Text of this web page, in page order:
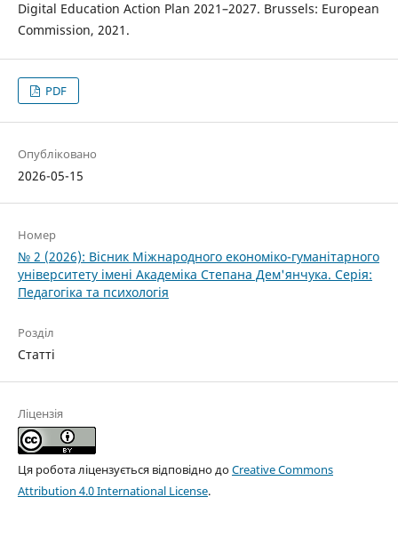
Digital Education Action Plan 2021–2027. Brussels: European
Commission, 2021.
PDF
Опубліковано
2026-05-15
Номер
№ 2 (2026): Вісник Міжнародного економіко-гуманітарного
університету імені Академіка Степана Дем'янчука. Серія:
Педагогіка та психологія
Розділ
Статті
Ліцензія
Ця робота ліцензується відповідно доCreative Commons
Attribution 4.0 International License.